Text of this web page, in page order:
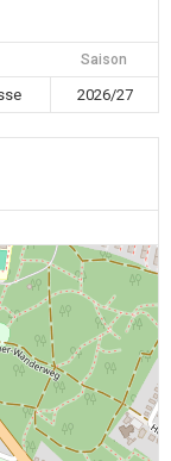
Saison
2026/27